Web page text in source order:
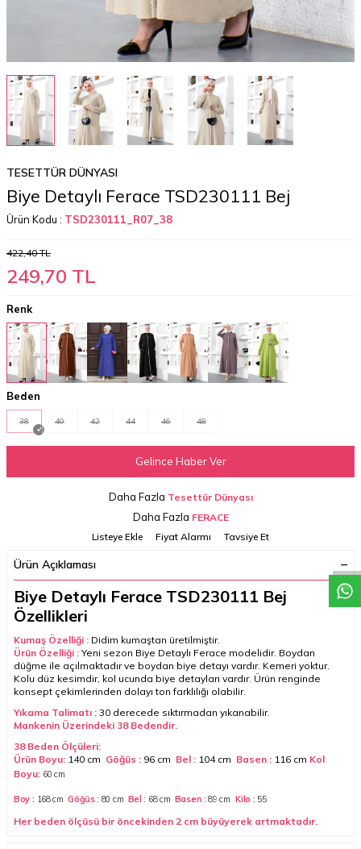
TESETTÜR DÜNYASI
Biye Detaylı Ferace TSD230111 Bej
Ürün Kodu : TSD230111_R07_38
422,40TL
249,70 TL
Renk
Beden
38 40 42 44 46 48
Gelince Haber Ver
Daha Fazla Tesettür Dünyası
Daha Fazla FERACE
Listeye Ekle
Fiyat Alarmı Tavsiye Et
Ürün Açıklaması
Biye Detaylı Ferace TSD230111 Bej
Özellikleri
Kumaş Özelliği : Didim kumaştan üretilmiştir.
Ürün Özelliği : Yeni sezon Biye Detaylı Ferace modelidir. Boydan
düğme ile açılmaktadır ve boydan biye detayı vardır. Kemeri yoktur.
Kolu düz kesimdir, kol ucunda biye detayları vardır. Ürün renginde
konsept çekimlerinden dolayı ton farklılığı olabilir.
Yıkama Talimatı : 30 derecede sıktırmadan yıkanabilir.
Mankenin Üzerindeki 38Bedendir.
38 Beden Ölçüleri:
Ürün Boyu: 140 cm Göğüs : 96 cm Bel : 104 cm Basen : 116 cm Kol
Boyu: 60 cm
Boy : 168 cm Göğüs : 80 cm Bel : 68 cm Basen : 89 cm Kilo : 55
Her beden ölçüsü bir öncekinden 2 cm büyüyerek artmaktadır.